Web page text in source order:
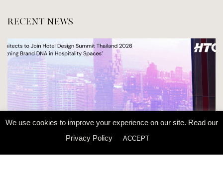
RECENT NEWS
We use cookies to improve your experience on our site. Read our
Privacy Policy
ACCEPT